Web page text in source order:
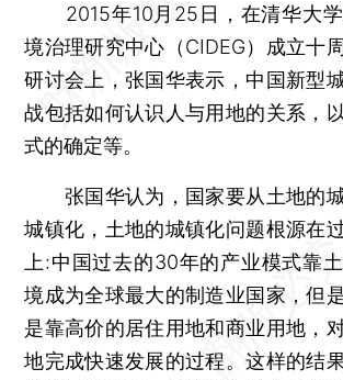
2015年10月25日，在清华大学
境治理研究中心（CIDEG）成立十
研讨会上，张国华表示，中国新型
战包括如何认识人与用地的关系，
式的确定等。
张国华认为，国家要从土地的
城镇化，土地的城镇化问题根源在
上:中国过去的30年的产业模式靠
境成为全球最大的制造业国家，但
是靠高价的居住用地和商业用地，
地完成快速发展的过程。这样的结